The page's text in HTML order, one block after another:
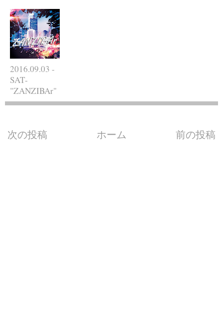
2016.09.03 -
SAT-
"ZANZIBAr"
次の投稿 前の投稿
ホーム